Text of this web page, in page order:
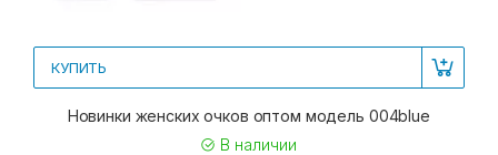
КУПИТЬ
Новинки женских очков оптом модель 004blue
В наличии